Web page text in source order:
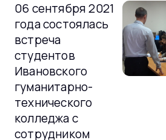
06 сентября 2021
года состоялась
встреча
студентов
Ивановского
гуманитарно-
технического
колледжа с
сотрудником